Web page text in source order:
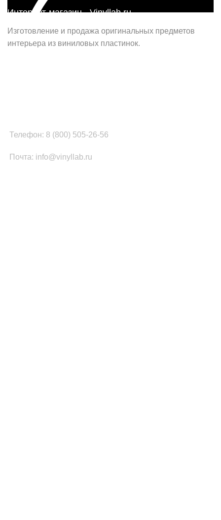
Интернет-магазин - Vinyllab.ru
Изготовление и продажа оригинальных предметов
интерьера из виниловых пластинок.
Телефон: 8 (800) 505-26-56
Почта: info@vinyllab.ru